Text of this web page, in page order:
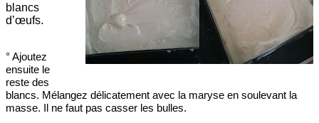
blancs
d’œufs.
° Ajoutez
ensuite le
reste des
blancs. Mélangez délicatement avec la maryse en soulevant la
masse. Il ne faut pas casser les bulles.